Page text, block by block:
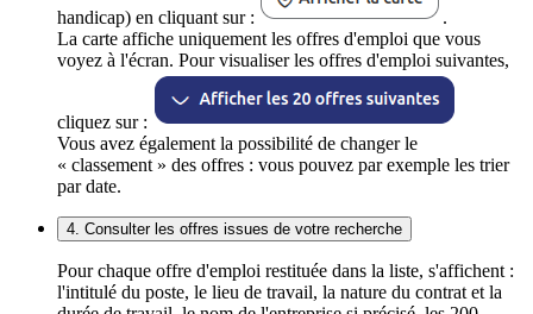
handicap) en cliquant sur :
.
La carte affiche uniquement les offres d'emploi que vous
voyez à l'écran. Pour visualiser les offres d'emploi suivantes,
cliquez sur :
Vous avez également la possibilité de changer le
« classement » des offres : vous pouvez par exemple les trier
par date.
4. Consulter les offres issues de votre recherche
Pour chaque offre d'emploi restituée dans la liste, s'affichent :
l'intitulé du poste, le lieu de travail, la nature du contrat et la